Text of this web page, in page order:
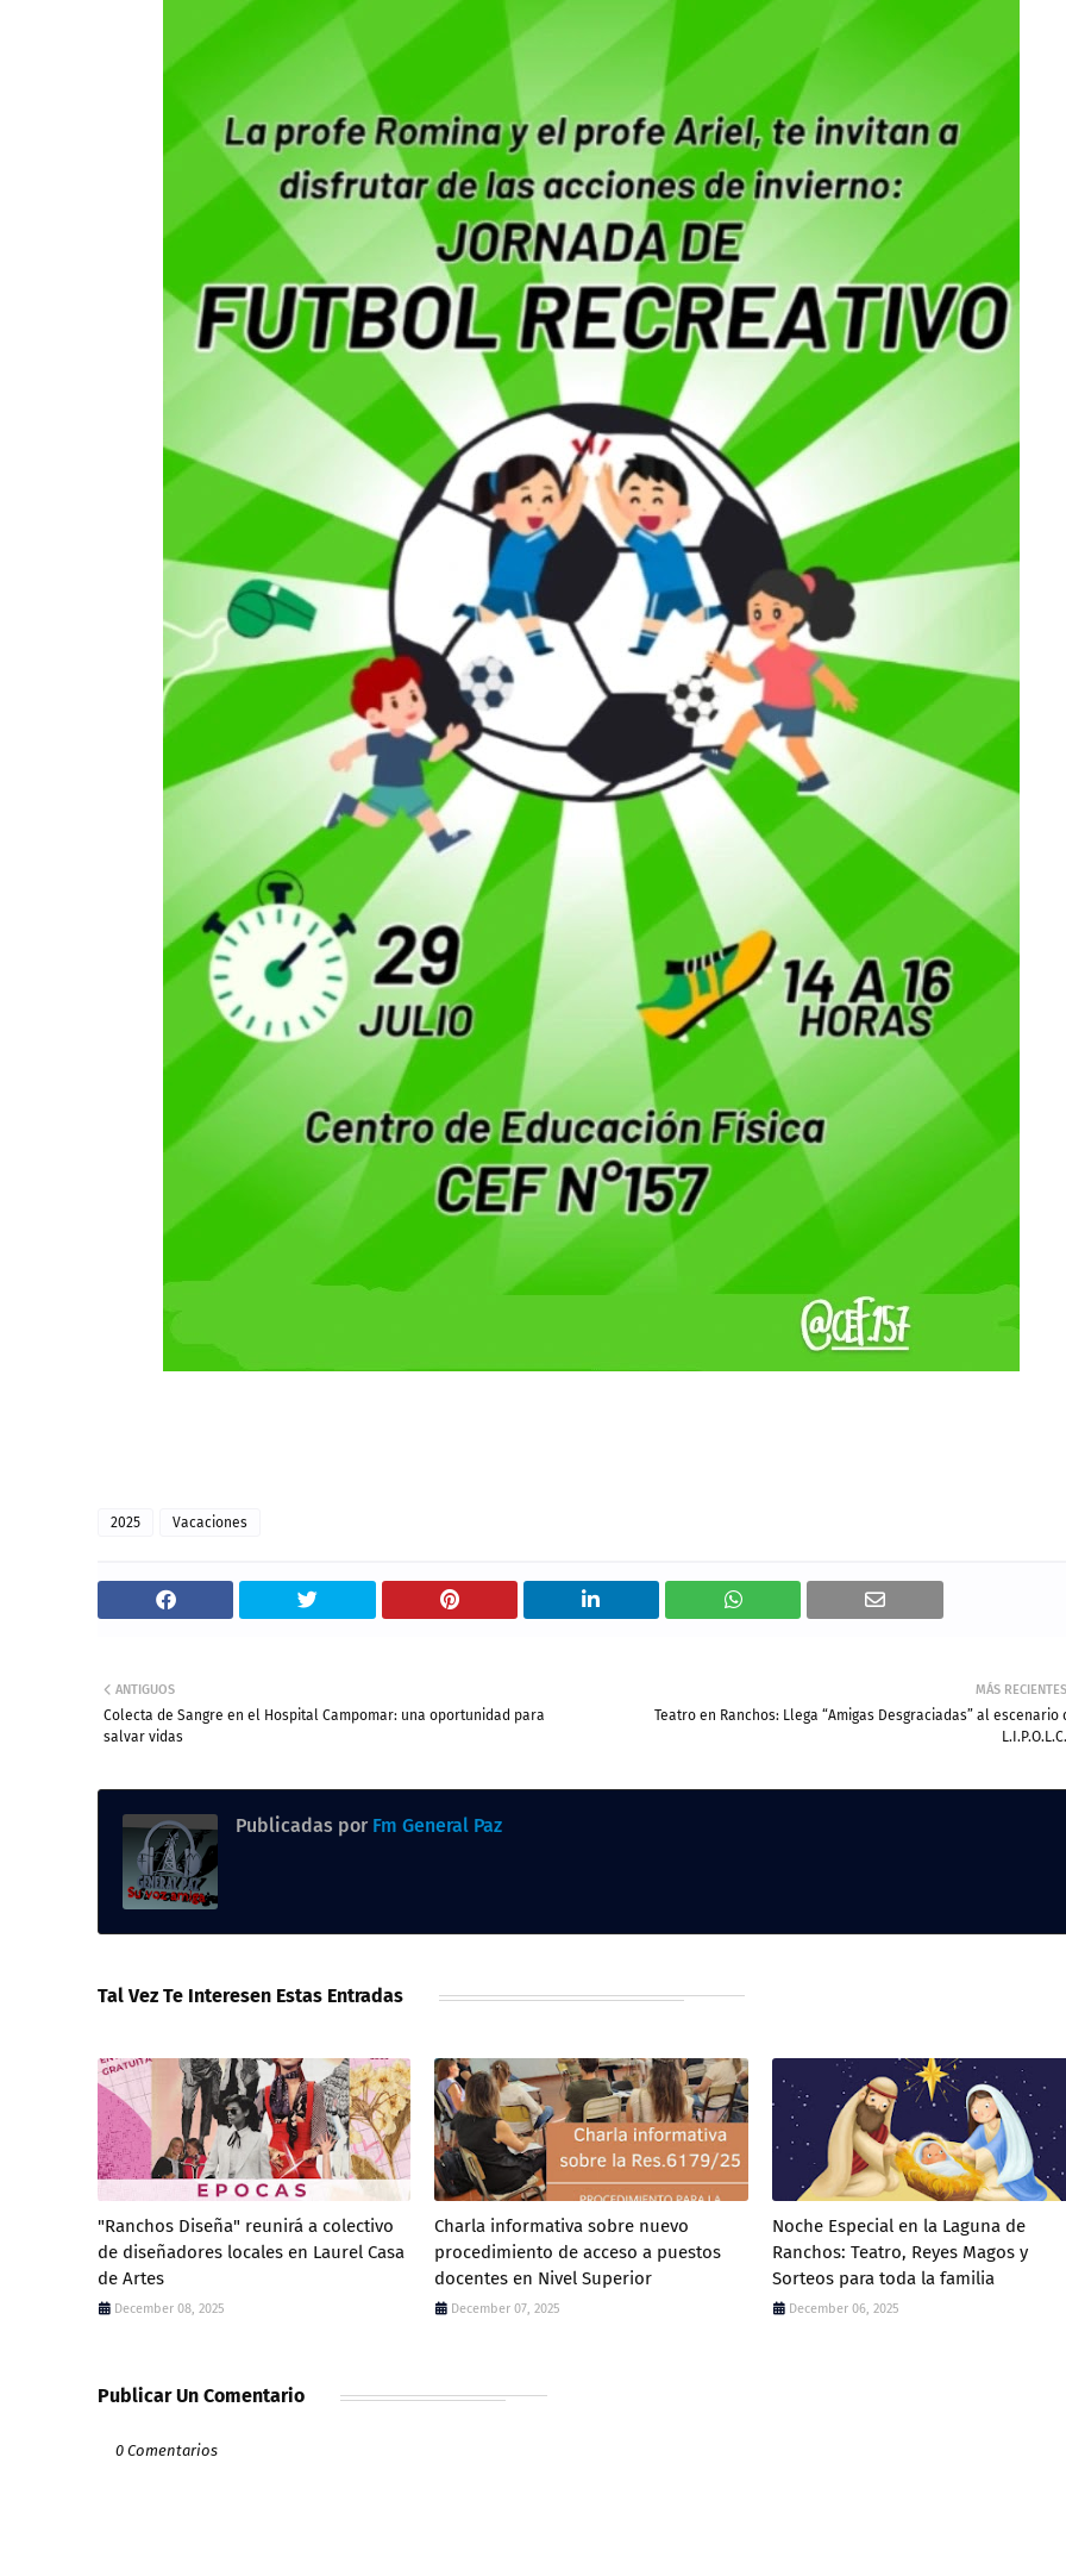
2025 Vacaciones
MÁS RECIENTES
Teatro en Ranchos: Llega “Amigas Desgraciadas” al escenario
ANTIGUOS
Colecta de Sangre en el Hospital Campomar: una oportunidad para
salvar vidas
Publicadas por Fm General Paz
Tal Vez Te Interesen Estas Entradas
"Ranchos Diseña" reunirá a colectivo
de diseñadores locales en Laurel Casa
de Artes
December 08, 2025
Charla informativa sobre nuevo
procedimiento de acceso a puestos
docentes en Nivel Superior
December 07, 2025
Noche Especial en la Laguna de
Ranchos: Teatro, Reyes Magos y
Sorteos para toda la familia
December 06, 2025
Publicar Un Comentario
0 Comentarios